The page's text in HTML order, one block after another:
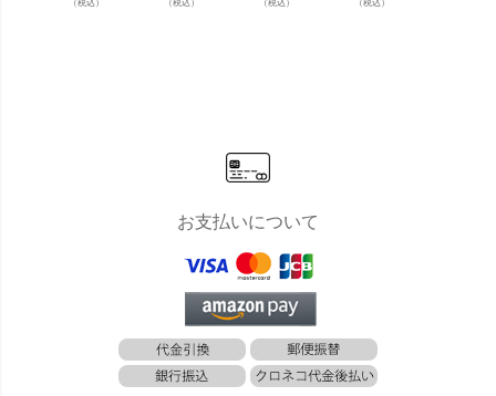
ム サンラウ
（税込）
ム サンラウ
（税込）
ム サンラウ
（税込）
シフィック
（税込）
お支払いについて